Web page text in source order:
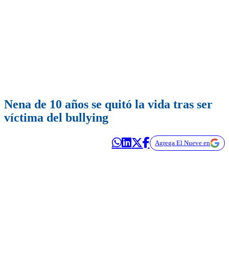
Nena de 10 años se quitó la vida tras ser
víctima del bullying
Agrega El Nueve en